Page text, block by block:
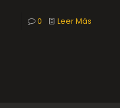
0 Leer Más